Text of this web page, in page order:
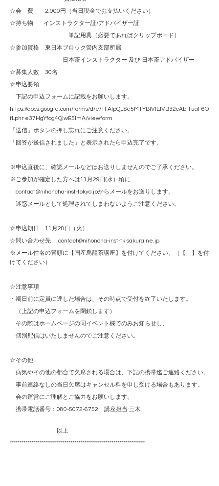
☆会 費 2,000円（当日現金でお支払いください）
☆持ち物 インストラクター証/アドバイザー証
筆記用具（必要であればクリップボード）
☆参加資格 東日本ブロック管内支部所属
日本茶インストラクター 及び 日本茶アドバイザー
☆募集人数 30名
☆申込要領
下記の申込フォームに記載をお願いします。
https://docs.google.com/forms/d/e/1FAIpQLSe5M1YBlVIElVB32cAbi1uaF6O
fLphr e37HgYfcg4QiwE5lmA/viewform
「送信」ボタンの押し忘れにご注意ください。
「回答が送信されました」と表示されたら申込完了です。
※申込直後に、確認メールなどはお送りしませんのでご了承ください。
※ご参加が確定した方へは11月29日(水）頃に
contact@nihoncha-inst-tokyo.jpからメールをお送りします。
迷惑メールとして処理されてしまわないようご注意ください。
☆申込期日 11月28日（火）
☆問い合わせ先 contact@nihoncha-inst-tk.sakura.ne.jp
※メール件名の冒頭に【国産烏龍茶講座】を付けてください。（【 】を付
けてください）
☆注意事項
・期日前に定員に達した場合は、その時点で受付を終了いたします。
（上記の申込フォームを閉鎖します）
その際はホームページの同イベント欄でのみお知らせし、
個別配信はいたしませんのでご注意ください。
☆その他
病気やその他の都合で欠席される場合は、下記の携帯迄ご連絡ください。
事前連絡なしの当日欠席はキャンセル料を申し受ける場合もあります。
会の運営にご理解とご協力をお願いします。
携帯電話番号：080-5072-6752 講座担当 三木
以上
*********************************************************************